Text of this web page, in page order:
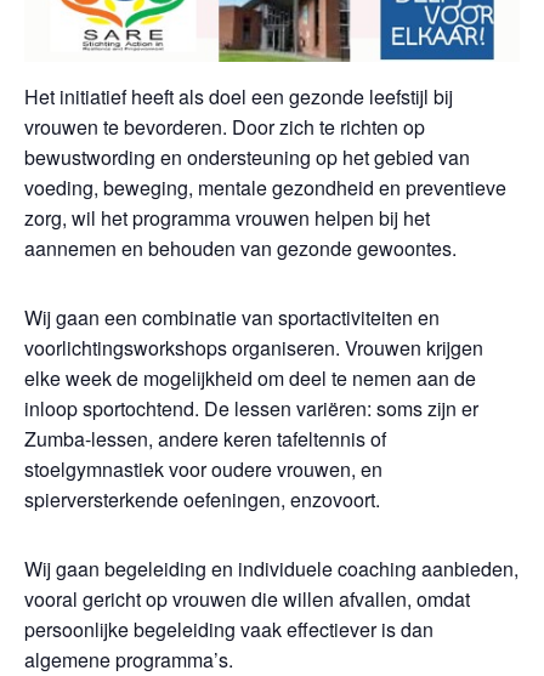
Het initiatief heeft als doel een gezonde leefstijl bij
vrouwen te bevorderen. Door zich te richten op
bewustwording en ondersteuning op het gebied van
voeding, beweging, mentale gezondheid en preventieve
zorg, wil het programma vrouwen helpen bij het
aannemen en behouden van gezonde gewoontes.
Wij gaan een combinatie van sportactiviteiten en
voorlichtingsworkshops organiseren. Vrouwen krijgen
elke week de mogelijkheid om deel te nemen aan de
inloop sportochtend. De lessen variëren: soms zijn er
Zumba-lessen, andere keren tafeltennis of
stoelgymnastiek voor oudere vrouwen, en
spierversterkende oefeningen, enzovoort.
Wij gaan begeleiding en individuele coaching aanbieden,
vooral gericht op vrouwen die willen afvallen, omdat
persoonlijke begeleiding vaak effectiever is dan
algemene programma’s.